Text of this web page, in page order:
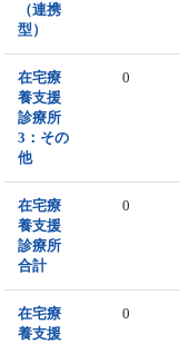
（連携
型）
在宅療
養支援
診療所
3：その
他
0
在宅療
養支援
診療所
合計
0
在宅療
養支援
0